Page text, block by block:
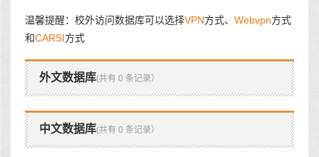
温馨提醒：校外访问数据库可以选择VPN方式、 Webvpn方式
和CARSI方式
外文数据库(共有 0 条记录）
中文数据库(共有 0 条记录）